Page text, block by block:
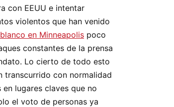
con EEUU e intentar
violentos que han venido
en Minneapolis poco
constantes de la prensa
Lo cierto de todo esto
transcurrido con normalidad
en lugares claves que no
el voto de personas ya